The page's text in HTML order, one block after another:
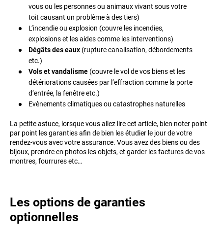
vous ou les personnes ou animaux vivant sous votre
toit causant un problème à des tiers)
L’incendie ou explosion (couvre les incendies,
explosions et les aides comme les interventions)
Dégâts des eaux (rupture canalisation, débordements
etc.)
Vols et vandalisme (couvre le vol de vos biens et les
détériorations causées par l’effraction comme la porte
d’entrée, la fenêtre etc.)
Evènements climatiques ou catastrophes naturelles
La petite astuce, lorsque vous allez lire cet article, bien noter point
par point les garanties afin de bien les étudier le jour de votre
rendez-vous avec votre assurance. Vous avez des biens ou des
bijoux, prendre en photos les objets, et garder les factures de vos
montres, fourrures etc…
Les options de garanties
optionnelles